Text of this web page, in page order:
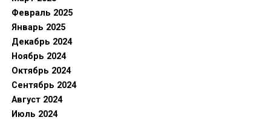
Февраль 2025
Январь 2025
Декабрь 2024
Ноябрь 2024
Октябрь 2024
Сентябрь 2024
Август 2024
Июль 2024